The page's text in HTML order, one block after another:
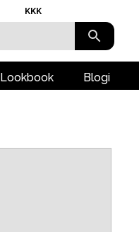
KKK
Lookbook Blogi